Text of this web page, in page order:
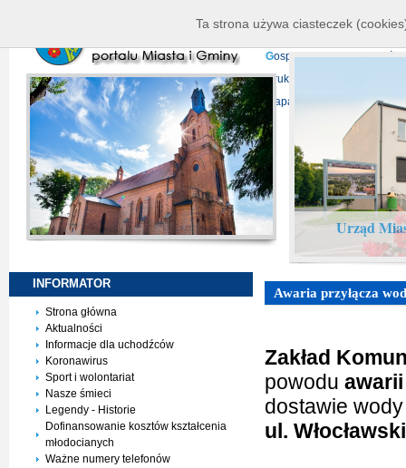
P
rojekty europejskie
Gospodarka
D ruki do pobrania
Mapa serwisu
Urząd
INFORMATOR
Strona główna
Aktualności
Informacje dla uchodźców
Koronawirus
Sport i wolontariat
Nasze śmieci
Legendy - Historie
Dofinansowanie kosztów kształcenia
młodocianych
Ważne numery telefonów
Awaria przyłącza
Zakład
powodu
dostawie
ul.
Ta strona używa ciasteczek